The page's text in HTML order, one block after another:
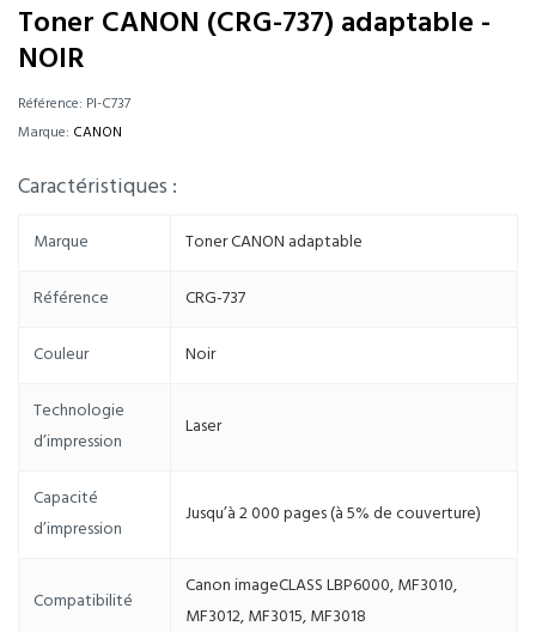
Toner CANON (CRG-737) adaptable -
NOIR
Référence: PI-C737
Marque: CANON
Caractéristiques :
Marque Toner CANON adaptable
Référence CRG-737
Couleur Noir
Technologie
d’impression
Laser
Capacité
d’impression
Jusqu’à 2 000 pages (à 5% de couverture)
Compatibilité
Canon imageCLASS LBP6000, MF3010,
MF3012, MF3015, MF3018